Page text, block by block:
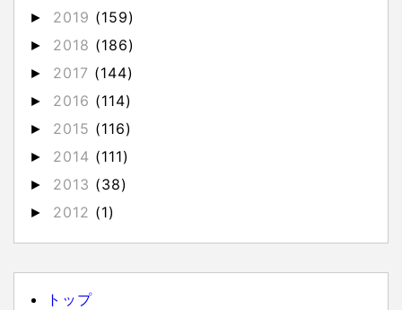
► 2019 (159)
► 2018 (186)
► 2017 (144)
► 2016 (114)
► 2015 (116)
► 2014 (111)
► 2013 (38)
► 2012 (1)
トップ